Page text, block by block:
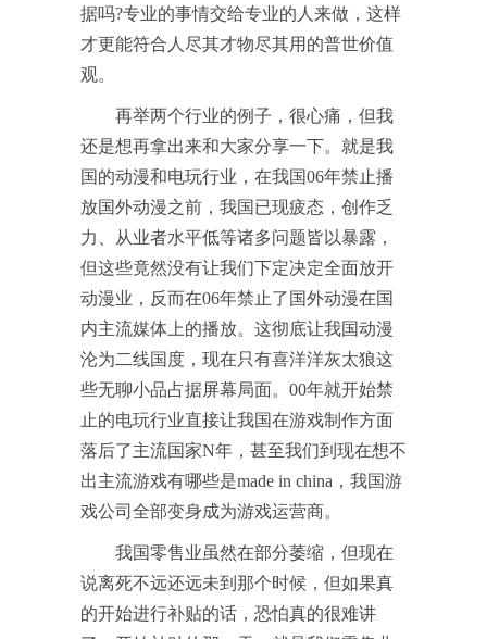
据吗?专业的事情交给专业的人来做，这样
才更能符合人尽其才物尽其用的普世价值
观。
再举两个行业的例子，很心痛，但我
还是想再拿出来和大家分享一下。就是我
国的动漫和电玩行业，在我国06年禁止播
放国外动漫之前，我国已现疲态，创作乏
力、从业者水平低等诸多问题皆以暴露，
但这些竟然没有让我们下定决定全面放开
动漫业，反而在06年禁止了国外动漫在国
内主流媒体上的播放。这彻底让我国动漫
沦为二线国度，现在只有喜洋洋灰太狼这
些无聊小品占据屏幕局面。00年就开始禁
止的电玩行业直接让我国在游戏制作方面
落后了主流国家N年，甚至我们到现在想不
出主流游戏有哪些是made in china，我国游
戏公司全部变身成为游戏运营商。
我国零售业虽然在部分萎缩，但现在
说离死不远还远未到那个时候，但如果真
的开始进行补贴的话，恐怕真的很难讲